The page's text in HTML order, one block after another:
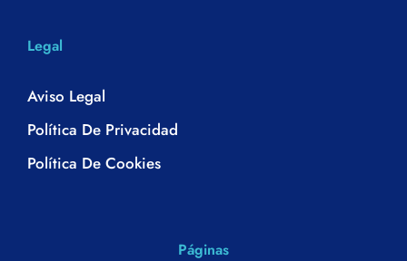
Legal
Aviso Legal
Política De Privacidad
Política De Cookies
Páginas